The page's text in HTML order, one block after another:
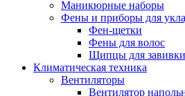
Маникюрные наборы
Фены и приборы для
Фен-щетки
Фены для волос
Щипцы для
Климатическая техника
Вентиляторы
Вентилятор